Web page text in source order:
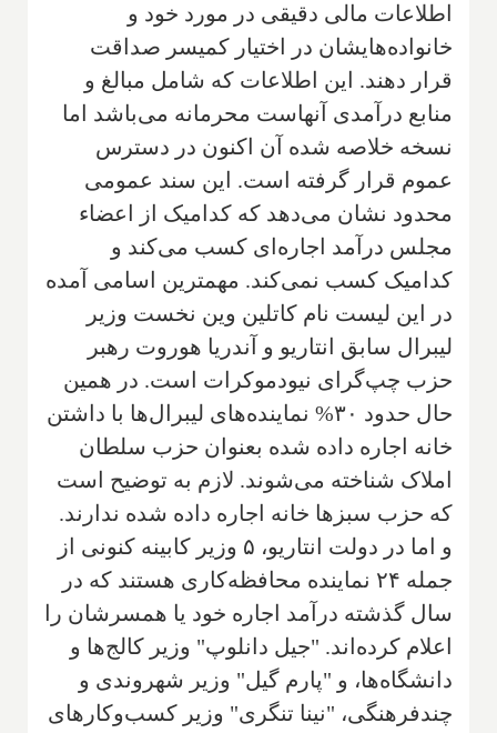
اطلاعات مالی دقیقی در مورد خود و
خانواده‌هایشان در اختیار کمیسر صداقت
قرار دهند. این اطلاعات که شامل مبالغ و
منابع درآمدی آنهاست محرمانه می‌باشد اما
نسخه خلاصه شده آن اکنون در دسترس
عموم قرار گرفته است. این سند عمومی
محدود نشان می‌دهد که کدامیک از اعضاء
مجلس درآمد اجاره‌ای کسب می‌کند و
کدامیک کسب نمی‌کند. مهمترین اسامی آمده
در این لیست نام کاتلین وین نخست وزیر
لیبرال سابق انتاریو و آندریا هوروت رهبر
حزب چپ‌گرای نیودموکرات است. در همین
حال حدود ۳۰% نماینده‌های لیبرال‌ها با داشتن
خانه اجاره داده شده بعنوان حزب سلطان
املاک شناخته می‌شوند. لازم به توضیح است
که حزب سبزها خانه اجاره داده شده ندارند.
و اما در دولت انتاریو، ۵ وزیر کابینه کنونی از
جمله ۲۴ نماینده محافظه‌کاری هستند که در
سال گذشته درآمد اجاره خود یا همسرشان را
اعلام کرده‌اند. "جیل دانلوپ" وزیر کالج‌ها و
دانشگاه‌ها، و "پارم گیل" وزیر شهروندی و
چندفرهنگی، "نینا تنگری" وزیر کسب‌وکارهای